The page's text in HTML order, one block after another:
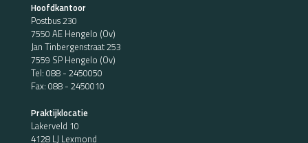
Hoofdkantoor
Postbus 230
7550 AE Hengelo (Ov)
Jan Tinbergenstraat 253
7559 SP Hengelo (Ov)
Tel: 088 - 2450050
Fax: 088 - 2450010
Praktijklocatie
Lakerveld 10
4128 LJ Lexmond